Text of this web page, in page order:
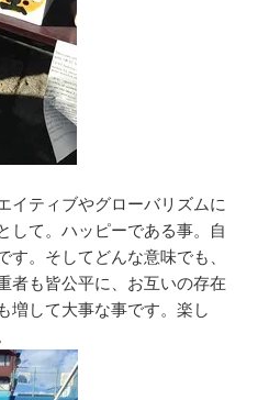
イティブやグローバリズムに
して。ハッピーである事。自
す。そしてどんな意味でも、
者も皆公平に、お互いの存在
増して大事な事です。楽し